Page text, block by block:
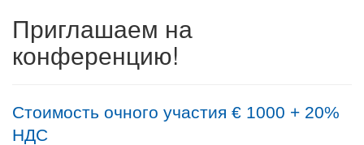
Приглашаем на
конференцию!
Стоимость очного участия € 1000 + 20%
НДС